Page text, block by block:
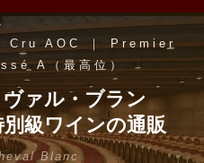
AOC ｜ Premier
A（最高位）
ァル・ブラン
級ワインの通販
Blanc